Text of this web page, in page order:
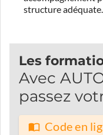
structure adéquate.
Les
Avec
passez
Code en